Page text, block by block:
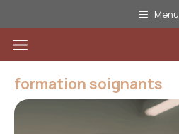
au
contenu
Menu
Menu
formation soignants